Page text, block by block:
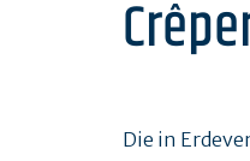
Die in